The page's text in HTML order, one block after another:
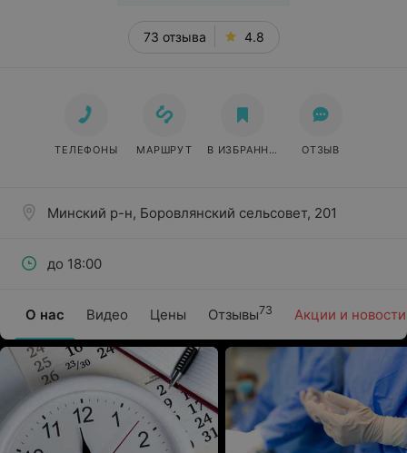
73 отзыва 4.8
О нас Видео Цены Отзывы73 Акции и новости
Минский р-н, Боровлянский сельсовет, 201
до 18:00
ТЕЛЕФОНЫ МАРШРУТ В ИЗБРАННОЕ ОТЗЫВ